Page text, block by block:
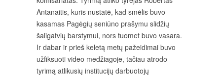
Antanaitis, kuris nustatė, kad smėlis buvo
kasamas Pagėgių seniūno prašymu slidžių
šaligatvių barstymui, nors tuomet buvo vasara.
Ir dabar ir prieš keletą metų pažeidimai buvo
užfiksuoti video medžiagoje, tačiau atrodo
tyrimą atlikusių institucijų darbuotojų